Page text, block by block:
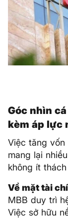
Góc nhìn
kèm áp lực
Việc tăng vốn
mang lại
không ít
Về mặt tài
MBB duy trì
Việc sở hữu